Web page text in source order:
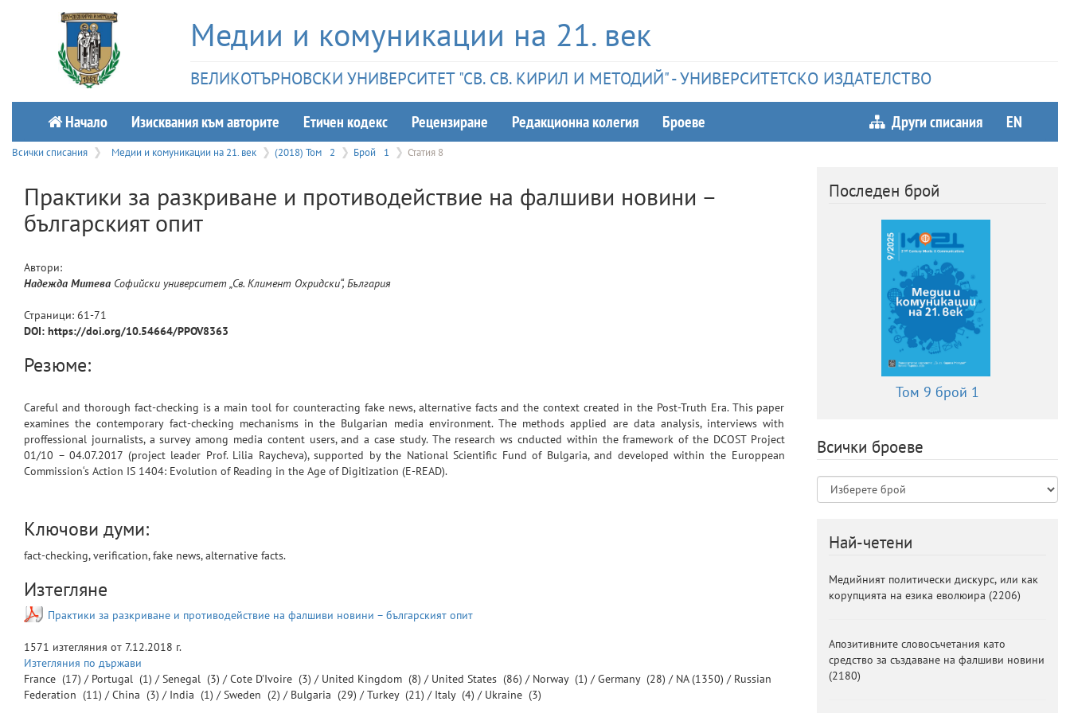
Медии и комуникации на 21. век
ВЕЛИКОТЪРНОВСКИ УНИВЕРСИТЕТ "СВ. СВ. КИРИЛ И МЕТОДИЙ" - УНИВЕРСИТЕТСКО ИЗДАТЕЛСТВО
Начало Изисквания към авторите Етичeн кодекс Рецензиране Редакционна колегия Броеве Други списания EN
Всички списания Медии и комуникации на 21. век (2018) Том 2 Брой 1 Статия 8
Практики за разкриване и противодействие на фалшиви новини –
българският опит
Автори:
Надежда Митева Софийски университет „Св. Климент Охридски“, България
Страници: 61-71
DOI: https://doi.org/10.54664/PPOV8363
Резюме:
Careful and thorough fact-checking is a main tool for counteracting fake news, alternative facts and the context created in the Post-Truth Era. This paper
examines the contemporary fact-checking mechanisms in the Bulgarian media environment. The methods applied are data analysis, interviews with
proffessional journalists, a survey among media content users, and a case study. The research ws cnducted within the framework of the DCOST Project
01/10 – 04.07.2017 (project leader Prof. Lilia Raycheva), supported by the National Scientific Fund of Bulgaria, and developed within the Europpean
Commission‘s Action IS 1404: Evolution of Reading in the Age of Digitization (E-READ).
Ключови думи:
fact-checking, verification, fake news, alternative facts.
Изтегляне
Практики за разкриване и противодействие на фалшиви новини – българският опит
1571 изтегляния от 7.12.2018 г.
Изтегляния по държави
France (17) / Portugal (1) /Senegal (3) /Cote D'Ivoire (3) / United Kingdom (8) / United States (86) / Norway (1) /Germany (28) / NA(1350) / Russian
Federation (11) /China (3) / India (1) /Sweden (2) / Bulgaria (29) /Turkey (21) / Italy (4) / Ukraine (3)
Последен брой
Том 9 брой 1
Всички броеве
Най-четени
Медийният политически дискурс, или как
корупцията на езика еволюира (2206)
Апозитивните словосъчетания като
средство за създаване на фалшиви новини
(2180)